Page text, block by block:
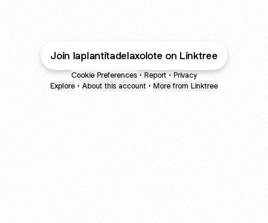
Join laplantitadelaxolote on Linktree
Cookie Preferences • Report • Privacy
Explore • About this account • More from Linktree